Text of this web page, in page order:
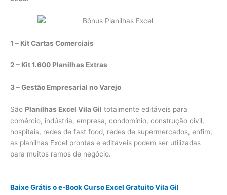
1 – Kit Cartas Comerciais
2 – Kit 1.600 Planilhas Extras
3 – Gestão Empresarial no Varejo
São Planilhas Excel Vila Gil totalmente editáveis para
comércio, indústria, empresa, condomínio, construção civil,
hospitais, redes de fast food, redes de supermercados, enfim,
as planilhas Excel prontas e editáveis podem ser utilizadas
para muitos ramos de negócio.
Baixe Grátis o e-Book Curso Excel Gratuito Vila Gil